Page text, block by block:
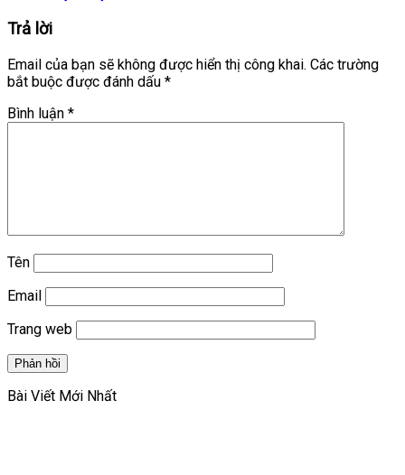
Trả lời
Email của bạn sẽ không được hiển thị công khai. Các trường
bắt buộc được đánh dấu *
Bình luận *
Tên
Email
Trang web
Bài Viết Mới Nhất